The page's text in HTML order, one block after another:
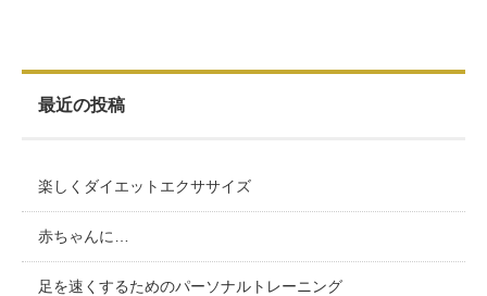
最近の投稿
楽しくダイエットエクササイズ
赤ちゃんに…
足を速くするためのパーソナルトレーニング